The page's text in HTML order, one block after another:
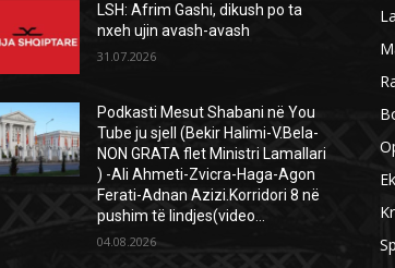
LSH: Afrim Gashi, dikush po ta
nxeh ujin avash-avash
31.07.2026
Podkasti Mesut Shabani në You
Tube ju sjell (Bekir Halimi-V.Bela-
NON GRATA flet Ministri Lamallari
) -Ali Ahmeti-Zvicra-Haga-Agon
Ferati-Adnan Azizi.Korridori 8 në
pushim të lindjes(video...
04.08.2026